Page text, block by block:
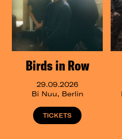
Birds in Row
29.09.2026
Bi Nuu, Berlin
TICKETS